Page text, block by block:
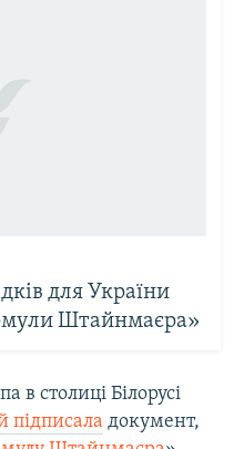
для України
Штайнмаєра»
в столиці Білорусі
підписала документ,